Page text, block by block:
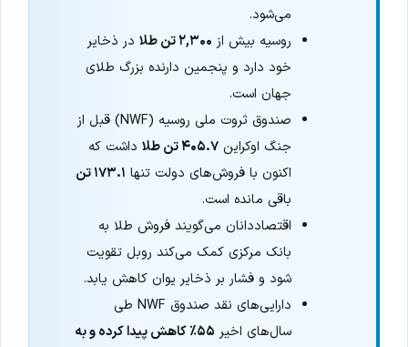
می‌شود.
روسیه بیش از ۲,۳۰۰ تن طلا
در ذخایر
خود دارد و پنجمین دارنده بزرگ طلای
جهان است.
صندوق ثروت ملی روسیه (NWF) قبل از
جنگ اوکراین۴۰۵.۷ تن طلا
داشت که
اکنون با فروش‌های دولت تنها ۱۷۳.۱ تن
باقی مانده است.
اقتصاددانان می‌گویند فروش طلا به
بانک مرکزی کمک می‌کند روبل تقویت
شود و فشار بر ذخایر یوان کاهش یابد.
دارایی‌های نقد صندوق NWF طی
سال‌های اخیر
۵۵٪ کاهش پیدا کرده و به